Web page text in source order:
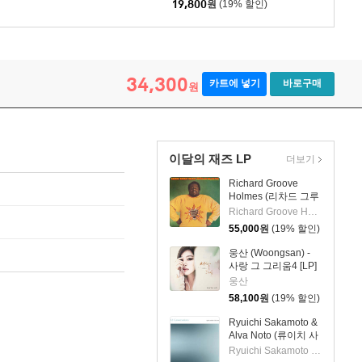
19,800원 (19% 할인)
34,300원 카트에 넣기 바로구매
이달의 재즈 LP
Richard Groove
Holmes (리차드 그루
브 홈스) - Six Million
Dollar Man [LP]
Richard Groove Holmes
55,000원 (19% 할인)
웅산 (Woongsan) -
사랑 그 그리움4 [LP]
웅산
58,100원 (19% 할인)
Ryuichi Sakamoto &
Alva Noto (류이치 사
카모토 & 알바 노토) -Ryuichi Sakamoto & Alva Noto
더보기